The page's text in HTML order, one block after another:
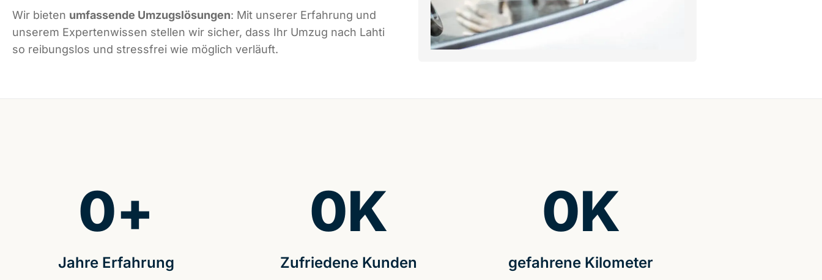
Wir bieten umfassende Umzugslösungen: Mit unserer Erfahrung und
unserem Expertenwissen stellen wir sicher, dass Ihr Umzug nach Lahti
so reibungslos und stressfrei wie möglich verläuft.
Jahre Erfahrung
0+
Zufriedene Kunden
0K
gefahrene Kilometer
0K